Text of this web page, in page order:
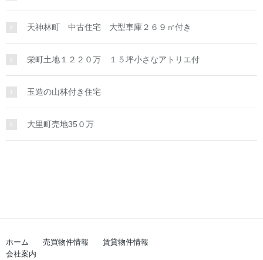
天神林町 中古住宅 大型車庫２６９㎡付き
栄町土地１２２０万 １５坪小さなアトリエ付
玉造の山林付き住宅
大里町売地35０万
ホーム 売買物件情報
賃貸物件情報
会社案内